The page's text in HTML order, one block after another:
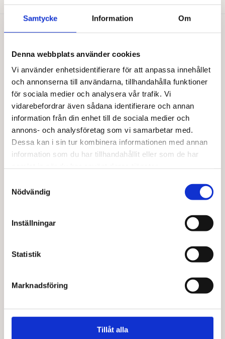
Samtycke Information Om
Denna webbplats använder cookies
Vi använder enhetsidentifierare för att anpassa innehållet
och annonserna till användarna, tillhandahålla funktioner
för sociala medier och analysera vår trafik. Vi
vidarebefordrar även sådana identifierare och annan
information från din enhet till de sociala medier och
annons- och analysföretag som vi samarbetar med.
Dessa kan i sin tur kombinera informationen med annan
information som du har tillhandahållit eller som de har
Nödvändig
Inställningar
Statistik
Marknadsföring
Tillåt alla
Lägg till i varukorg
Streich 4-peppar g EKO
Lägg till i varukorg